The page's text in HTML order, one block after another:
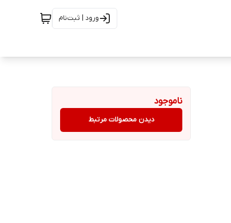
ورود | ثبت‌نام
ناموجود
دیدن محصولات مرتبط